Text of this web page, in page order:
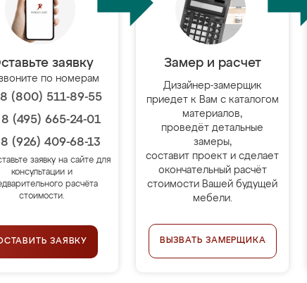
заявку
по номерам
8 (800) 511-89-55
8 (495) 665-24-01
8 (926) 409-68-13
заявку на сайте для
консультации и
расчёта
стоимости.
ЗАЯВКУ
Замер и расчет
Дизайнер-замерщик
приедет к Вам с каталогом
материалов,
проведёт детальные
замеры,
составит проект и сделает
окончательный расчёт
стоимости Вашей будущей
мебели.
ВЫЗВАТЬ ЗАМЕРЩИКА